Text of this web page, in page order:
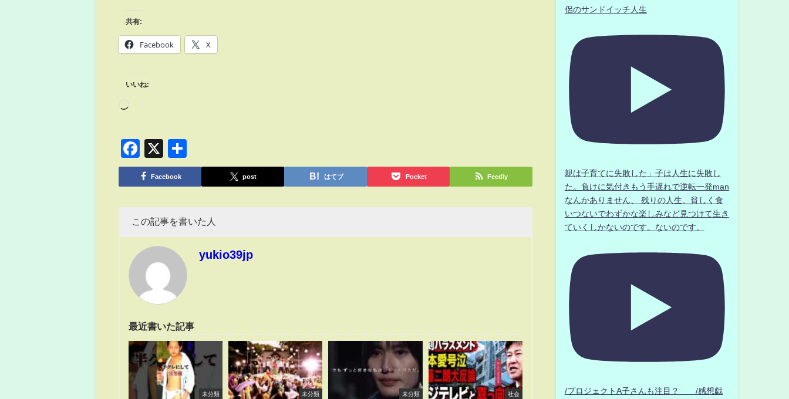
共有:
Facebook X
いいね:
Facebook
X
有
Facebook post はてブ Pocket Feedly
この記事を書いた人
yukio39jp
最近書いた記事
未分類 未分類 未分類 社会
侶のサンドイッチ人生
親は子育てに失敗した」子は人生に失敗し
た。負けに気付きもう手遅れで逆転一発man
なんかありません、 残りの人生、貧しく食
いつないでわずかな楽しみなど見つけて生き
ていくしかないのです。ないのです。
/プロジェクトA子さんも注目？ /感想戯